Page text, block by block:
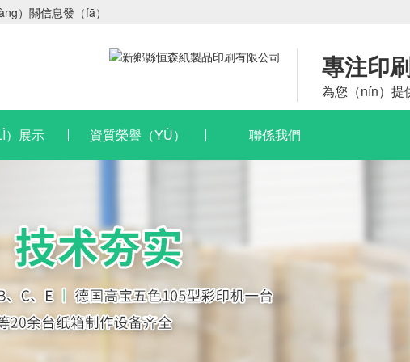
）關信息發（fā）
專注印
為您（nín）提
）展示 資質榮譽（YÙ） 聯係我們